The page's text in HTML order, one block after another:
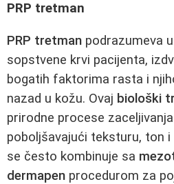
PRP tretman
PRP tretman podrazumeva
sopstvene krvi pacijenta,
bogatih faktorima rasta i
nazad u kožu. Ovaj biološki
prirodne procese
poboljšavajući teksturu, ton
se često kombinuje sa
dermapen procedurom za